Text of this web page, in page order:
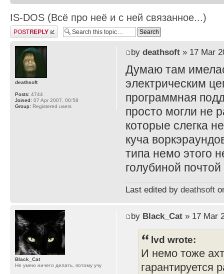
IS-DOS (Всё про неё и с ней связанное...)
Post a reply
by deathsoft» 17 Mar
Думаю там
электрическим
программная
просто могли не
которые слегка
куча
типа немо этого
голубиной
Last edited by deathsoft
deathsoft
Posts: 4744
Joined: 07 Apr 2007, 00:58
Group: Registered users
by Black_Cat» 17 Mar
lvd wrote:
И немо тоже
гарантируется
Black_Cat
Не умею ничего делать, потому учу